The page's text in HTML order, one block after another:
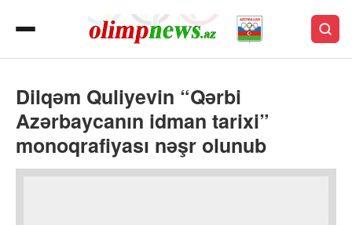
Dilqəm Quliyevin “Qərbi
Azərbaycanın idman tarixi”
monoqrafiyası nəşr olunub